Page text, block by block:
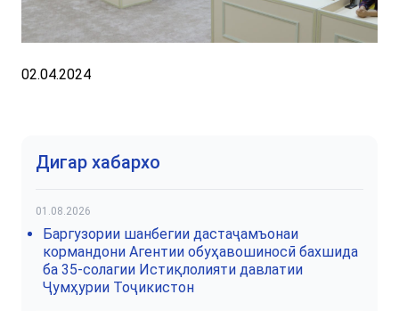
02.04.2024
Дигар хабархо
01.08.2026
Баргузории шанбегии дастаҷамъонаи
кормандони Агентии обуҳавошиносӣ бахшида
ба 35-солагии Истиқлолияти давлатии
Ҷумҳурии Тоҷикистон